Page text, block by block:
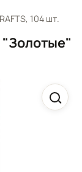
104 шт.
"Золотые"